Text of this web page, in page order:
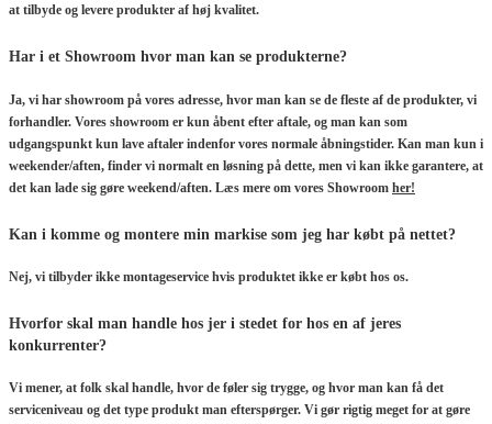
at tilbyde og levere produkter af høj kvalitet.
Har i et Showroom hvor man kan se produkterne?
Ja, vi har showroom på vores adresse, hvor man kan se de fleste af de produkter, vi
forhandler. Vores showroom er kun åbent efter aftale, og man kan som
udgangspunkt kun lave aftaler indenfor vores normale åbningstider. Kan man kun i
weekender/aften, finder vi normalt en løsning på dette, men vi kan ikke garantere, at
det kan lade sig gøre weekend/aften. Læs mere om vores Showroom her!
Kan i komme og montere min markise som jeg har købt på nettet?
Nej, vi tilbyder ikke montageservice hvis produktet ikke er købt hos os.
Hvorfor skal man handle hos jer i stedet for hos en af jeres
konkurrenter?
Vi mener, at folk skal handle, hvor de føler sig trygge, og hvor man kan få det
serviceniveau og det type produkt man efterspørger. Vi gør rigtig meget for at gøre